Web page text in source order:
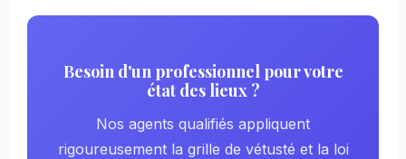
Besoin d'un professionnel pour votre
état des lieux ?
Nos agents qualifiés appliquent
rigoureusement la grille de vétusté et la loi